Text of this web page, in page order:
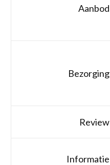
Aanbod
Bezorging
Review
Informatie